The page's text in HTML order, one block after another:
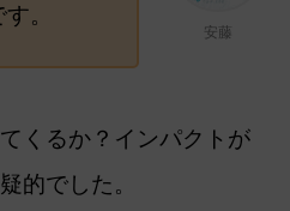
安藤
。
くるか？インパクトが
的でした。